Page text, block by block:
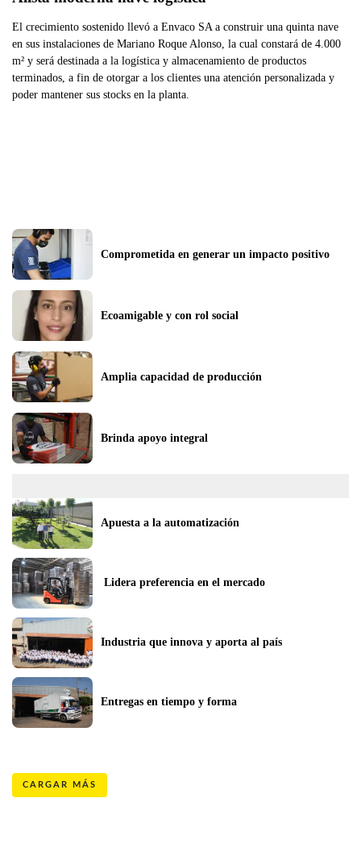
El crecimiento sostenido llevó a Envaco SA a construir una quinta nave
en sus instalaciones de Mariano Roque Alonso, la cual constará de 4.000
m² y será destinada a la logística y almacenamiento de productos
terminados, a fin de otorgar a los clientes una atención personalizada y
poder mantener sus stocks en la planta.
Comprometida en generar un impacto positivo
Ecoamigable y con rol social
Amplia capacidad de producción
Brinda apoyo integral
Apuesta a la automatización
Lidera preferencia en el mercado
Industria que innova y aporta al país
Entregas en tiempo y forma
CARGAR MÁS